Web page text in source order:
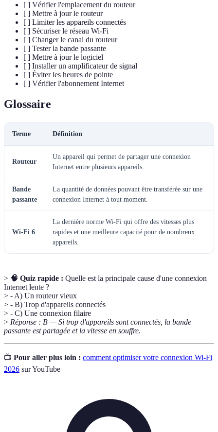
[ ] Vérifier l'emplacement du routeur
[ ] Mettre à jour le routeur
[ ] Limiter les appareils connectés
[ ] Sécuriser le réseau Wi-Fi
[ ] Changer le canal du routeur
[ ] Tester la bande passante
[ ] Mettre à jour le logiciel
[ ] Installer un amplificateur de signal
[ ] Éviter les heures de pointe
[ ] Vérifier l'abonnement Internet
Glossaire
Terme Définition
Routeur
Un appareil qui permet de partager une connexion
Internet entre plusieurs appareils.
Bande
passante
La quantité de données pouvant être transférée sur une
connexion Internet à tout moment.
Wi-Fi 6
La dernière norme Wi-Fi qui offre des vitesses plus
rapides et une meilleure capacité pour de nombreux
appareils.
> 🧠 Quiz rapide : Quelle est la principale cause d'une connexion
Internet lente ?
> - A) Un routeur vieux
> - B) Trop d'appareils connectés
> - C) Une connexion filaire
> Réponse : B — Si trop d'appareils sont connectés, la bande
passante est partagée et la vitesse en souffre.
📺 Pour aller plus loin : comment optimiser votre connexion Wi-Fi
2026 sur YouTube